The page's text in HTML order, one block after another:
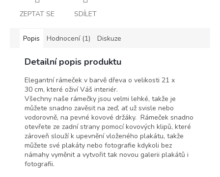
ZEPTAT SE SDÍLET
Popis Hodnocení (1) Diskuze
Detailní popis produktu
Elegantní rámeček v barvě dřeva o velikosti 21 x
30 cm, které oživí Váš interiér.
Všechny naše rámečky jsou velmi lehké, takže je
můžete snadno zavěsit na zeď, ať už svisle nebo
vodorovně, na pevné kovové držáky. Rámeček snadno
otevřete ze zadní strany pomocí kovových klipů, které
zároveň slouží k upevnění vloženého plakátu, takže
můžete své plakáty nebo fotografie kdykoli bez
námahy vyměnit a vytvořit tak novou galerii plakátů i
fotografii.